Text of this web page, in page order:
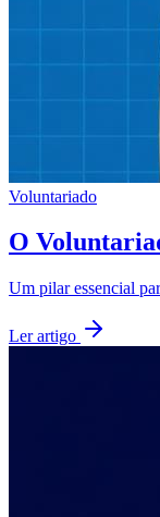
Voluntariado
O
Um pilar essencial
Ler artigo